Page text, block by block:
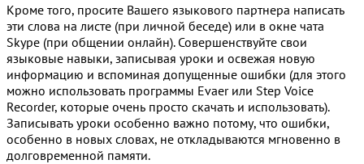
Кроме того, просите Вашего языкового партнера написать
эти слова на листе (при личной беседе) или в окне чата
Skype (при общении онлайн). Совершенствуйте свои
языковые навыки, записывая уроки и освежая новую
информацию и вспоминая допущенные ошибки (для этого
можно использовать программы Evaer или Step Voice
Recorder, которые очень просто скачать и использовать).
Записывать уроки особенно важно потому, что ошибки,
особенно в новых словах, не откладываются мгновенно в
долговременной памяти.